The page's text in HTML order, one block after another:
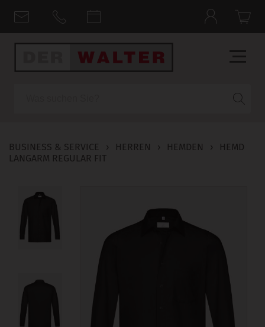
BUSINESS & SERVICE › HERREN › HEMDEN ›
HEMD
LANGARM REGULAR FIT